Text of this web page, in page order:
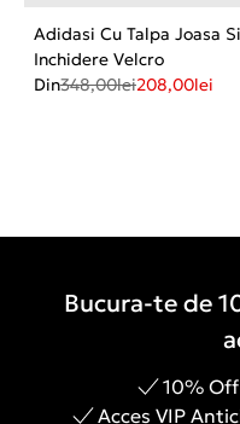
Adidasi Cu Talpa Joasa Si
Inchidere Velcro
Din348,00lei208,00lei
Bucura-te de
10%
Acces VIP